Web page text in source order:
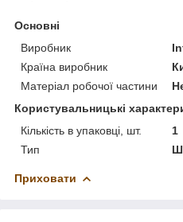
Основні
Виробник
Країна виробник
Матеріал робочої частини
Користувальницькі
Кількість в упаковці, шт.
1
Тип
Приховати